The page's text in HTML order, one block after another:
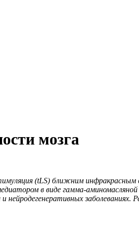
мозга
(tLS) ближним инфракрасным
в виде гамма-
нейродегенеративных заболеваниях.